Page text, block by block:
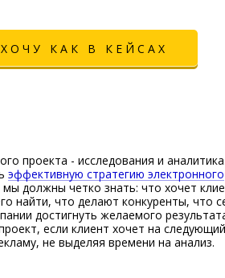
ХОЧУ КАК В КЕЙСАХ
проекта - исследования и
эффективную стратегию электронного
мы должны четко знать: что хочет
найти, что делают конкуренты, что
достигнуть желаемого
если клиент хочет на
не выделяя времени на анализ.